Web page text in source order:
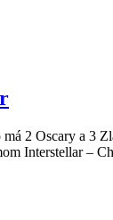
2 Oscary a 3
Interstellar –